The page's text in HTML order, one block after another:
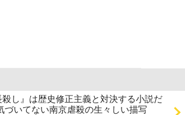
し』は歴史修正主義と対決する小説だ
づいてない南京虐殺の生々しい描写